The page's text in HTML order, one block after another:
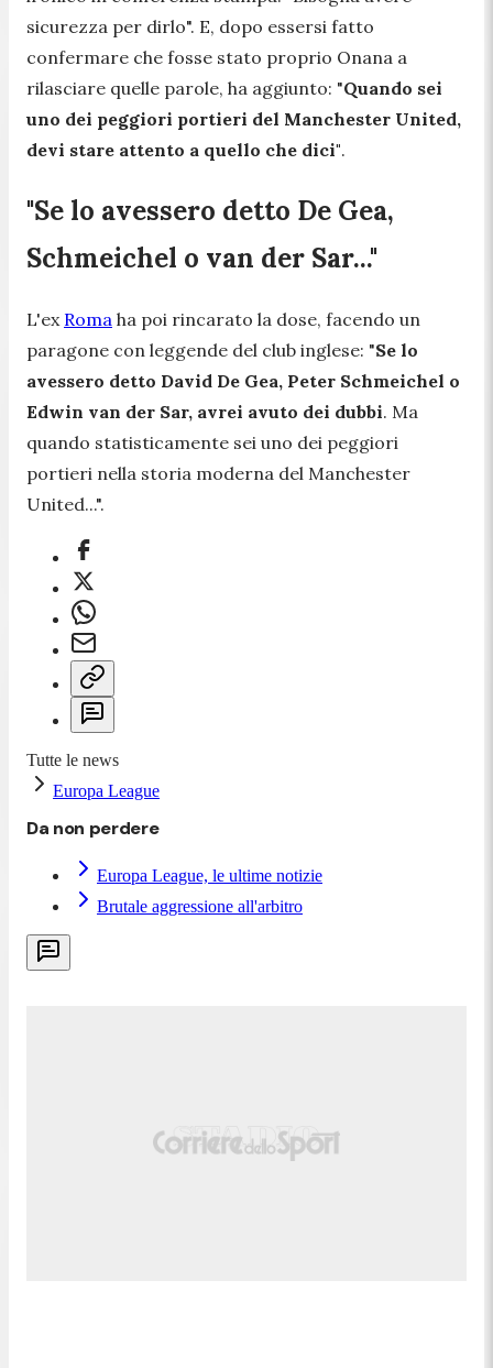
sicurezza per dirlo". E, dopo essersi fatto
confermare che fosse stato proprio Onana a
rilasciare quelle parole, ha aggiunto: "Quando sei
uno dei peggiori portieri del Manchester United,
devi stare attento a quello che dici".
"Se lo avessero detto De Gea,
Schmeichel o van der Sar..."
L'ex Roma ha poi rincarato la dose, facendo un
paragone con leggende del club inglese: "Se lo
avessero detto David De Gea, Peter Schmeichel o
Edwin van der Sar, avrei avuto dei dubbi. Ma
quando statisticamente sei uno dei peggiori
portieri nella storia moderna del Manchester
United...".
Tutte le news
Europa League
Da non perdere
Europa League, le ultime notizie
Brutale aggressione all'arbitro